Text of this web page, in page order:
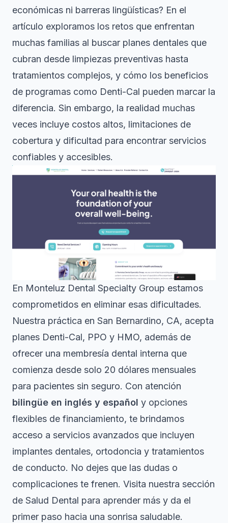
económicas ni barreras lingüísticas? En el
artículo exploramos los retos que enfrentan
muchas familias al buscar planes dentales que
cubran desde limpiezas preventivas hasta
tratamientos complejos, y cómo los beneficios
de programas como Denti-Cal pueden marcar la
diferencia. Sin embargo, la realidad muchas
veces incluye costos altos, limitaciones de
cobertura y dificultad para encontrar servicios
confiables y accesibles.
En Monteluz Dental Specialty Group estamos
comprometidos en eliminar esas dificultades.
Nuestra práctica en San Bernardino, CA, acepta
planes Denti-Cal, PPO y HMO, además de
ofrecer una membresía dental interna que
comienza desde solo 20 dólares mensuales
para pacientes sin seguro. Con atención
bilingüe en inglés y español y opciones
flexibles de financiamiento, te brindamos
acceso a servicios avanzados que incluyen
implantes dentales, ortodoncia y tratamientos
de conducto. No dejes que las dudas o
complicaciones te frenen. Visita nuestra sección
de Salud Dental para aprender más y da el
primer paso hacia una sonrisa saludable.